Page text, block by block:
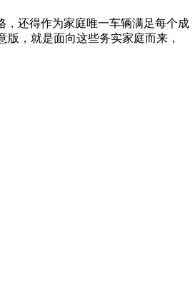
，还得作为家庭唯一车辆满足每个成
，就是面向这些务实家庭而来，